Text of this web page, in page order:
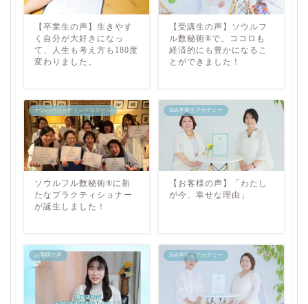
【卒業生の声】生きやす
く自分が大好きになっ
て、人生も考え方も180度
変わりました。
【受講生の声】ソウルフ
ル数秘術®︎で、ココロも
経済的にも豊かになるこ
とができました！
ナンバーリーディングスクール
ソウルフル数秘術®︎に新
たなプラクティショナー
が誕生しました！
SSA卒業生アカデミー
【お客様の声】「わたし
が今、幸せな理由」
お客様の声 SSA卒業生アカデミー